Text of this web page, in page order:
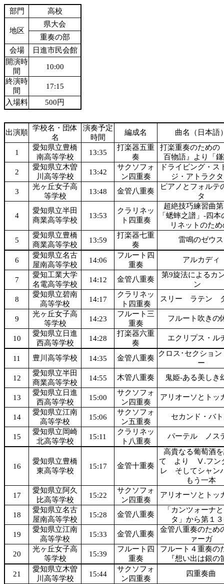
部門 高校
地区
県大会
重奏の部
会場
日進市民会館
開演時
間
10:00
終演時
間
17:15
入場料
500円
出演順
学校名・団体
名
演奏予定
時間
編成名 曲名（日本語
1
愛知県立豊橋
南高等学校
13:35
打楽器五重
奏
打楽重奏のための
百物語』より「
2
愛知県立木曽
川高等学校
13:42
サクソフォ
ン四重奏
ドライビング・ス
ジ・アトラク
3
光ヶ丘女子高
等学校
13:48 金管八重奏
ピアノとフォルテ
タ
4
愛知県立半田
商業高等学校
13:53
クラリネッ
ト四重奏
超絶技巧練習曲
「蟋蟀之譜」-四本
リネットのため
5
愛知県立豊橋
商業高等学校
13:59
打楽器七重
奏
雷鳴のゼウス
6
愛知県立名古
屋南高等学校
14:06
フルート四
重奏
アルカディ
7
愛知工業大学
名電高等学校
14:12 金管八重奏
第9旋法によるカ
ン
8
愛知県立碧南
高等学校
14:17
クラリネッ
ト四重奏
スリー ラテン
9
光ヶ丘女子高
等学校
14:23
フルート三
重奏
フルート吹きの
10
愛知県立日進
西高等学校
14:28
打楽器六重
奏
エクリプス・ル
11 豊川高等学校 14:35 金管八重奏
クロス･セクション
ー
12
愛知県立半田
商業高等学校
14:55 木管八重奏 鬼姫-ある美しき
13
愛知県立日進
西高等学校
15:00
サクソフォ
ン四重奏
アリオーソとトッ
14
愛知県立江南
高等学校
15:06
サクソフォ
ン五重奏
セカンド・バ
15
愛知県立岡崎
北高等学校
15:11
クラリネッ
ト八重奏
パーテル ノス
16
愛知県立豊橋
東高等学校
15:17 金管十重奏
高貴なる葡萄酒
て より Ⅴ.フン
レ そしてシャン
もう一本
17
愛知県立阿久
比高等学校
15:22
サクソフォ
ン四重奏
アリオーソとトッ
18
愛知県立名古
屋南高等学校
15:28 金管八重奏
「カンツォーナ
タ」から第１
19
愛知県立江南
高等学校
15:33 金管八重奏
金管八重奏のため
ァーガ
20
光ヶ丘女子高
等学校
15:39
フルート四
重奏
フルート４重奏の
『想い出は銀の
21
愛知県立木曽
川高等学校
15:44
サクソフォ
ン四重奏
四重奏曲